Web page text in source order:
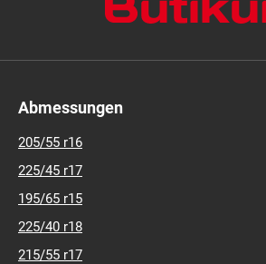
Abmessungen
205/55 r16
225/45 r17
195/65 r15
225/40 r18
215/55 r17